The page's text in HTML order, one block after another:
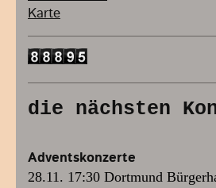
Karte
die nächsten
Adventskonzerte
28.11. 17:30 Dortmund